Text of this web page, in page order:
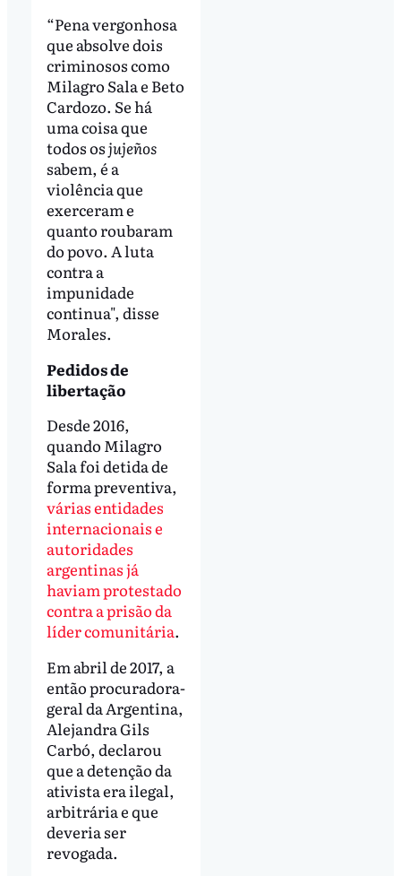
“Pena vergonhosa
que absolve dois
criminosos como
Milagro Sala e Beto
Cardozo. Se há
uma coisa que
todos osjujeños
sabem, é a
violência que
exerceram e
quanto roubaram
do povo. A luta
contra a
impunidade
continua", disse
Morales.
Pedidos de
libertação
Desde 2016,
quando Milagro
Sala foi detida de
forma preventiva,
várias entidades
internacionais e
autoridades
argentinas já
haviam protestado
contra a prisão da
líder comunitária.
Em abril de 2017, a
então procuradora-
geral da Argentina,
Alejandra Gils
Carbó, declarou
que a detenção da
ativista era ilegal,
arbitrária e que
deveria ser
revogada.